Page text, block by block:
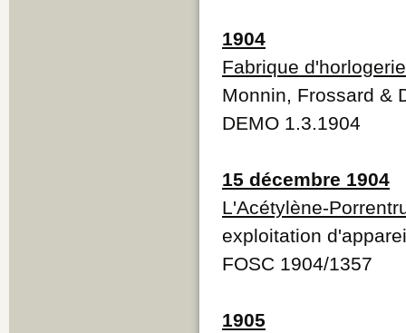
1904
Fabrique d'horlogerie
Monnin, Frossard &
DEMO 1.3.1904
15 décembre 1904
L'Acétylène-
exploitation
FOSC 1904/1357
1905